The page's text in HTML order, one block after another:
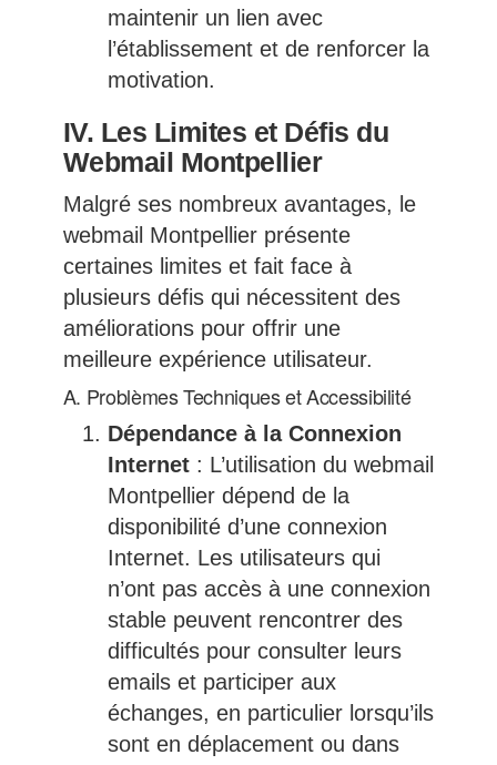
maintenir un lien avec
l’établissement et de renforcer la
motivation.
IV. Les Limites et Défis du
Webmail Montpellier
Malgré ses nombreux avantages, le
webmail Montpellier présente
certaines limites et fait face à
plusieurs défis qui nécessitent des
améliorations pour offrir une
meilleure expérience utilisateur.
A. Problèmes Techniques et Accessibilité
Dépendance à la Connexion
Internet: L’utilisation du webmail
Montpellier dépend de la
disponibilité d’une connexion
Internet. Les utilisateurs qui
n’ont pas accès à une connexion
stable peuvent rencontrer des
difficultés pour consulter leurs
emails et participer aux
échanges, en particulier lorsqu’ils
sont en déplacement ou dans